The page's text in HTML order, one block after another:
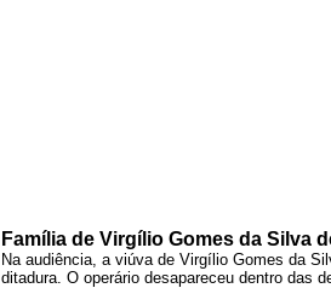
Família de Virgílio Gomes da Silva
Na audiência, a viúva de Virgílio Gomes da
ditadura. O operário desapareceu dentro das